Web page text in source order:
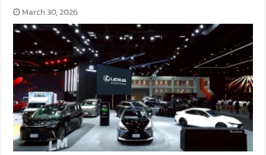
March 30, 2026